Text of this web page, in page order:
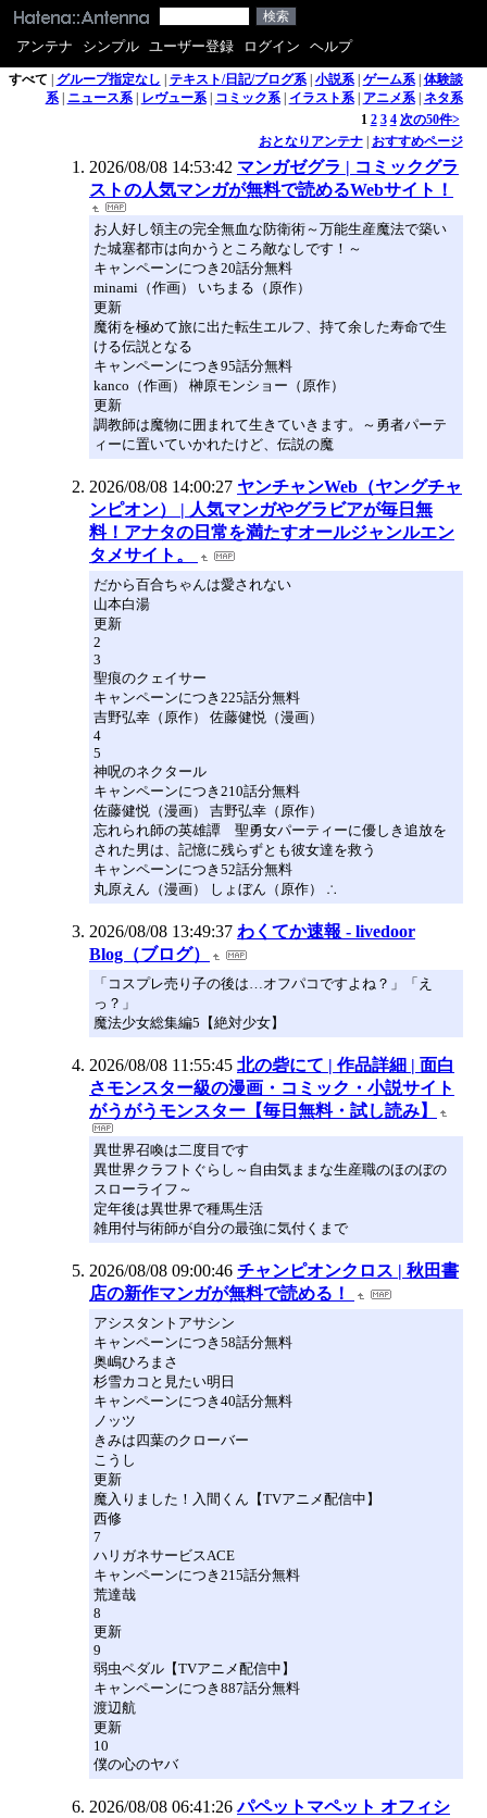
アンテナ シンプル ユーザー登録 ログイン ヘルプ
すべて | グループ指定なし | テキスト/日記/ブログ系| 小説系| ゲーム系| 体験談
系| ニュース系| レヴュー系| コミック系| イラスト系| アニメ系| ネタ系
1 2 3 4 次の50件>
おとなりアンテナ| おすすめページ
2026/08/08 14:53:42 マンガゼグラ | コミックグラ
ストの人気マンガが無料で読めるWebサイト！
お人好し領主の完全無血な防衛術～万能生産魔法で築い
た城塞都市は向かうところ敵なしです！～
キャンペーンにつき20話分無料
minami（作画） いちまる（原作）
更新
魔術を極めて旅に出た転生エルフ、持て余した寿命で生
ける伝説となる
キャンペーンにつき95話分無料
kanco（作画） 榊原モンショー（原作）
更新
調教師は魔物に囲まれて生きていきます。～勇者パーテ
ィーに置いていかれたけど、伝説の魔
2026/08/08 14:00:27 ヤンチャンWeb（ヤングチャ
ンピオン） | 人気マンガやグラビアが毎日無
料！アナタの日常を満たすオールジャンルエン
タメサイト。
だから百合ちゃんは愛されない
山本白湯
更新
2
3
聖痕のクェイサー
キャンペーンにつき225話分無料
吉野弘幸（原作） 佐藤健悦（漫画）
4
5
神呪のネクタール
キャンペーンにつき210話分無料
佐藤健悦（漫画） 吉野弘幸（原作）
忘れられ師の英雄譚 聖勇女パーティーに優しき追放を
された男は、記憶に残らずとも彼女達を救う
キャンペーンにつき52話分無料
丸原えん（漫画） しょぼん（原作） ∴
2026/08/08 13:49:37 わくてか速報 - livedoor
Blog（ブログ）
「コスプレ売り子の後は…オフパコですよね？」「え
っ？」
魔法少女総集編5【絶対少女】
2026/08/08 11:55:45 北の砦にて | 作品詳細 | 面白
さモンスター級の漫画・コミック・小説サイト
がうがうモンスター【毎日無料・試し読み】
異世界召喚は二度目です
異世界クラフトぐらし～自由気ままな生産職のほのぼの
スローライフ～
定年後は異世界で種馬生活
雑用付与術師が自分の最強に気付くまで
2026/08/08 09:00:46 チャンピオンクロス | 秋田書
店の新作マンガが無料で読める！
アシスタントアサシン
キャンペーンにつき58話分無料
奥嶋ひろまさ
杉雪カコと見たい明日
キャンペーンにつき40話分無料
ノッツ
きみは四葉のクローバー
こうし
更新
魔入りました！入間くん【TVアニメ配信中】
西修
7
ハリガネサービスACE
キャンペーンにつき215話分無料
荒達哉
8
更新
9
弱虫ペダル【TVアニメ配信中】
キャンペーンにつき887話分無料
渡辺航
更新
10
僕の心のヤバ
2026/08/08 06:41:26 パペットマペット オフィシ